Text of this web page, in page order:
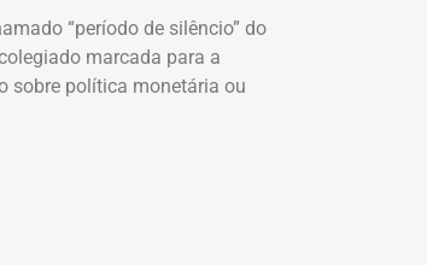
“período de silêncio” do
marcada para a
sobre política monetária ou